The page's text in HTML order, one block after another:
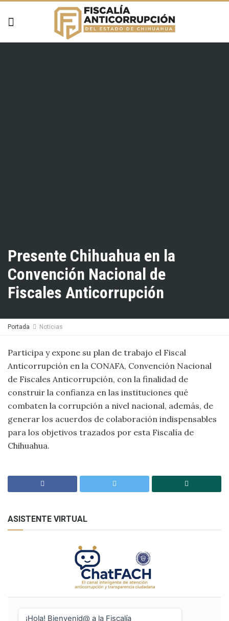
Presente Chihuahua en la
Convención Nacional de
Fiscales Anticorrupción
Portada Noticias
Participa y expone su plan de trabajo el Fiscal
Anticorrupción en la CONAFA, Convención Nacional
de Fiscales Anticorrupción, con la finalidad de
construir la confianza en las instituciones qué
combaten la corrupción a nivel nacional, además, de
generar los acuerdos de colaboración indispensables
para los objetivos trazados por esta Fiscalía de
Chihuahua.
ASISTENTE VIRTUAL